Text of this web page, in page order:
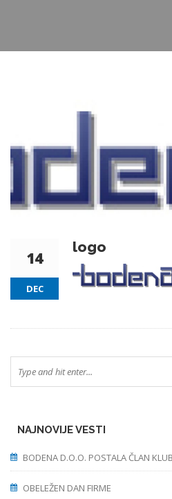
14
DEC
logo
NAJNOVIJE VESTI
BODENA D.O.O. POSTALA ČLAN
OBELEŽEN DAN FIRME